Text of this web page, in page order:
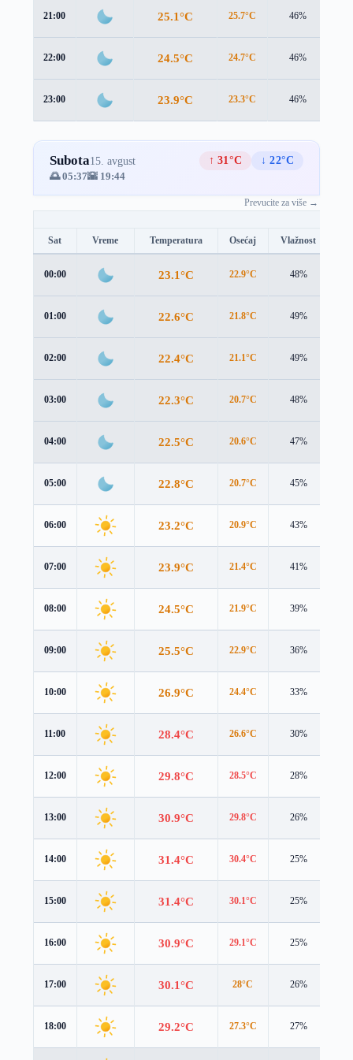
21:00 25.1°C 25.7°C 46%
22:00 24.5°C 24.7°C 46%
23:00 23.9°C 23.3°C 46%
Subota15. avgust ↑ 31°C
↓ 22°C
🌅 05:37🌇 19:44
Prevucite za više →
Sat Vreme Temperatura Osećaj Vlažnost
00:00 23.1°C 22.9°C 48%
01:00 22.6°C 21.8°C 49%
02:00 22.4°C 21.1°C 49%
03:00 22.3°C 20.7°C 48%
04:00 22.5°C 20.6°C 47%
05:00 22.8°C 20.7°C 45%
06:00 23.2°C 20.9°C 43%
07:00 23.9°C 21.4°C 41%
08:00 24.5°C 21.9°C 39%
09:00 25.5°C 22.9°C 36%
10:00 26.9°C 24.4°C 33%
11:00 28.4°C 26.6°C 30%
12:00 29.8°C 28.5°C 28%
13:00 30.9°C 29.8°C 26%
14:00 31.4°C 30.4°C 25%
15:00 31.4°C 30.1°C 25%
16:00 30.9°C 29.1°C 25%
17:00 30.1°C 28°C 26%
18:00 29.2°C 27.3°C 27%